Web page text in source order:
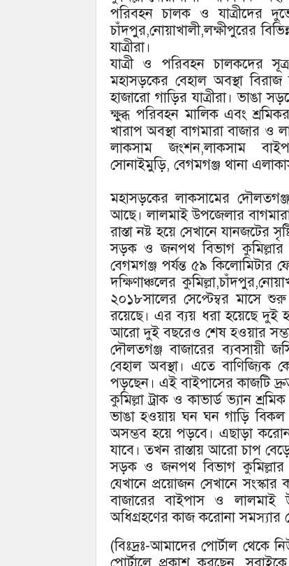
পরিবহন চালক ও যাত্রীদের
চাঁদপুর,নোয়াখালী,লক্ষীপুরের
যাত্রীরা।
যাত্রী ও পরিবহন চালকদের
মহাসড়কের বেহাল অবস্থা
হাজারো গাড়ির যাত্রীরা। ভাঙা
ক্ষুব্ধ পরিবহন মালিক এবং
খারাপ অবস্থা বাগমারা বাজার ও
লাকসাম জংশন,লাকসাম
সোনাইমুড়ি, বেগমগঞ্জ থানা
মহাসড়কের লাকসামের
আছে। লালমাই উপজেলার
রাস্তা নষ্ট হয়ে সেখানে যানজটের
সড়ক ও জনপথ বিভাগ কুমিল্লার
বেগমগঞ্জ পর্যন্ত ৫৯
দক্ষিণাঞ্চলের
২০১৮সালের সেপ্টেম্বর মাসে
রয়েছে। এর ব্যয় ধরা হয়েছে দুই
আরো দুই বছরেও শেষ হওয়ার
দৌলতগঞ্জ বাজারের ব্যবসায়ী
বেহাল অবস্থা। এতে বাণিজ্যিক
পড়ছেন। এই বাইপাসের কাজটি
কুমিল্লা ট্রাক ও কাভার্ড ভ্যান
ভাঙা হওয়ায় ঘন ঘন গাড়ি বিকল
অসম্ভব হয়ে পড়বে। এছাড়া
যাবে। তখন রাস্তায় আরো চাপ
সড়ক ও জনপথ বিভাগ কুমিল্লার
যেখানে প্রয়োজন সেখানে
বাজারের বাইপাস ও লালমাই
অধিগ্রহণের কাজ করোনা
(বিঃদ্রঃ-আমাদের পোর্টাল